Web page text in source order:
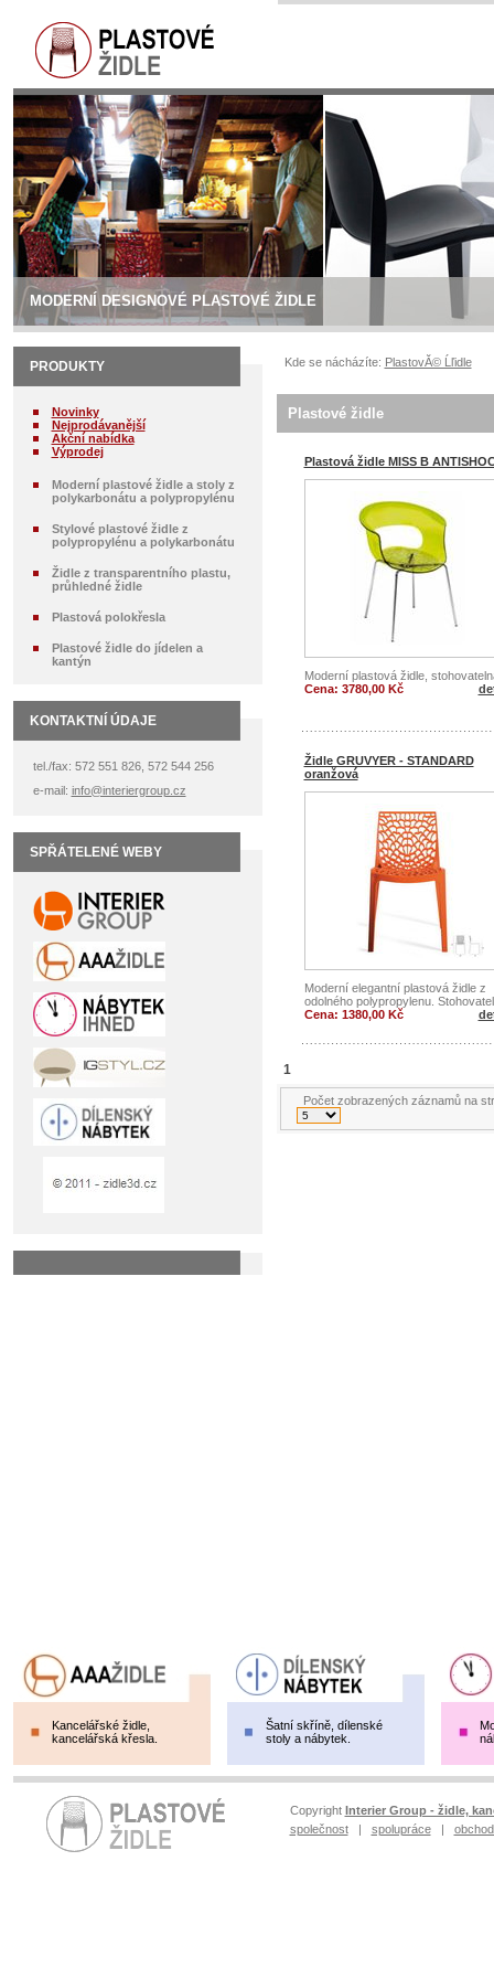
MODERNÍ DESIGNOVÉ PLASTOVÉ ŽIDLE
PRODUKTY
Novinky
Nejprodávanější
Akční nabídka
Výprodej
Moderní plastové židle a stoly z
polykarbonátu a polypropylénu
Stylové plastové židle z
polypropylénu a polykarbonátu
Židle z transparentního plastu,
průhledné židle
Plastová polokřesla
Plastové židle do jídelen a
kantýn
KONTAKTNÍ ÚDAJE
tel./fax: 572 551 826, 572 544 256
e-mail: info@interiergroup.cz
SPŘÁTELENÉ WEBY
Kde se nácházíte: PlastovĂ© Ĺľidle
Plastové židle
Plastová židle MISS B
Moderní plastová židle,
Cena: 3780,00 Kč
Židle GRUVYER - STANDARD
oranžová
Moderní elegantní plastová židle z
odolného polypropylenu.
Cena: 1380,00 Kč
1
Počet zobrazených záznamů na
Kancelářské židle,
kancelářská křesla.
Šatní skříně, dílenské
stoly a nábytek.
Copyright Interier Group - židle,
společnost| spolupráce|